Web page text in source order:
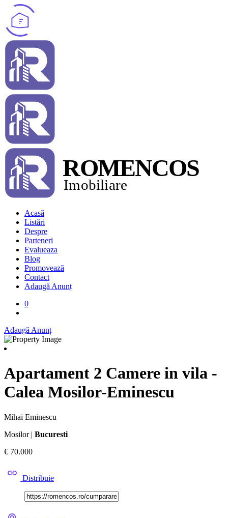
Acasă
Listări
Despre
Parteneri
Evalueaza
Blog
Promovează
Contact
Adaugă Anunț
0
Adaugă Anunț
Apartament 2 Camere in vila -
Calea Mosilor-Eminescu
Mihai Eminescu
Mosilor | Bucuresti
€ 70.000
Distribuie